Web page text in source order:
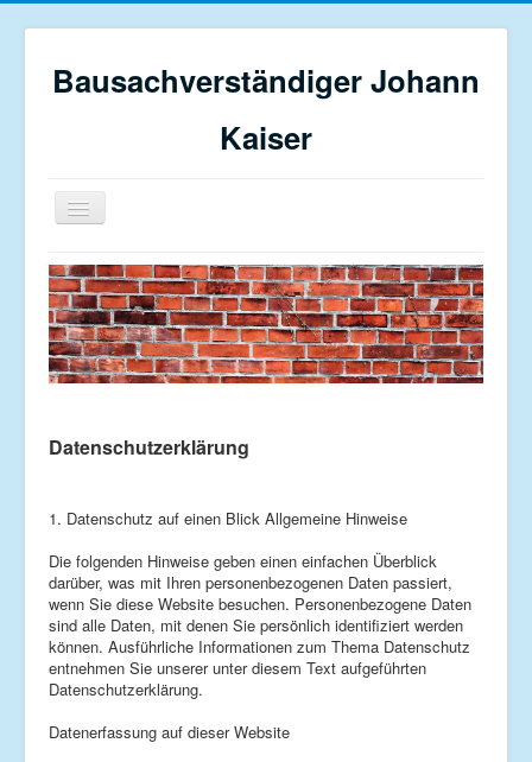
Bausachverständiger Johann
Kaiser
Navigation
an/aus
Home
Profil
Bauberatung
Restaurierung
Kontakt
Datenschutz
Datenschutzerklärung
1. Datenschutz auf einen Blick Allgemeine Hinweise
Die folgenden Hinweise geben einen einfachen Überblick
darüber, was mit Ihren personenbezogenen Daten passiert,
wenn Sie diese Website besuchen. Personenbezogene Daten
sind alle Daten, mit denen Sie persönlich identifiziert werden
können. Ausführliche Informationen zum Thema Datenschutz
entnehmen Sie unserer unter diesem Text aufgeführten
Datenschutzerklärung.
Datenerfassung auf dieser Website